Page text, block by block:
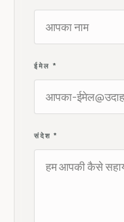
ईमेल *
संदेश *